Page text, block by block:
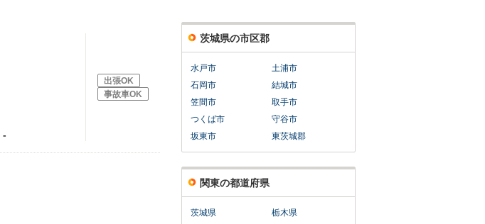
-
出張OK
事故車OK
茨城県の市区郡
水戸市
土浦市
石岡市
結城市
笠間市
取手市
つくば市
守谷市
坂東市
東茨城郡
関東の都道府県
茨城県
栃木県